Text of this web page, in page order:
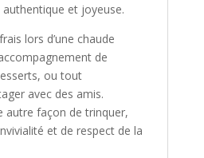
et joyeuse.
lors d’une chaude
de
ou tout
avec des amis.
autre façon de trinquer,
et de respect de la